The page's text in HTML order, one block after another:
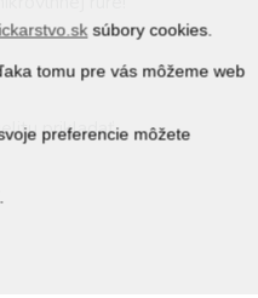
súbory cookies.
tomu pre vás môžeme web
preferencie môžete
prikladať.